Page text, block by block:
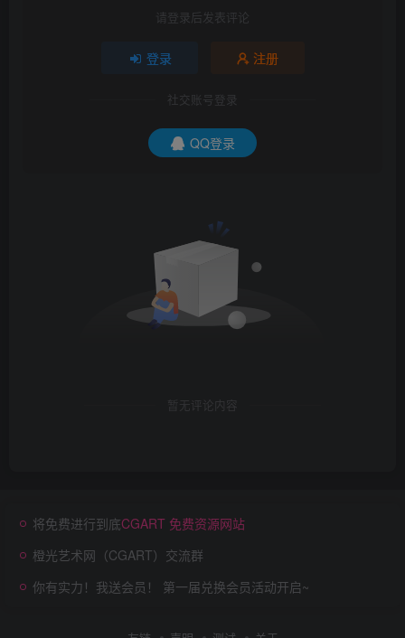
请登录后发表评论
登录 注册
社交账号登录
QQ登录
暂无评论内容
将免费进行到底CGART 免费资源网站
橙光艺术网（CGART）交流群
你有实力！我送会员！ 第一届兑换会员活动开启~